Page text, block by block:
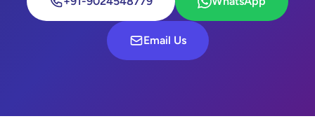
Email Us